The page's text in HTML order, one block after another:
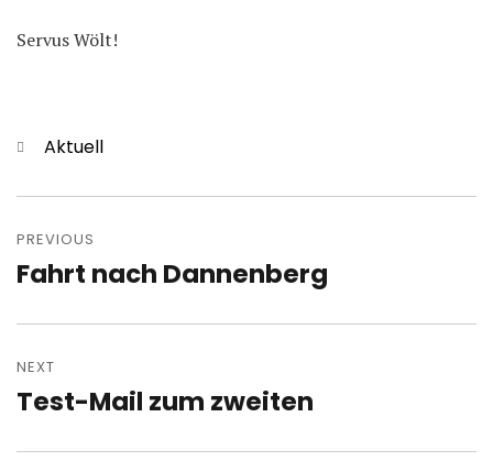
Servus Wölt!
Categories
Aktuell
navigation
PREVIOUS
Previous
Fahrt nach Dannenberg
NEXT
Next
Test-Mail zum zweiten